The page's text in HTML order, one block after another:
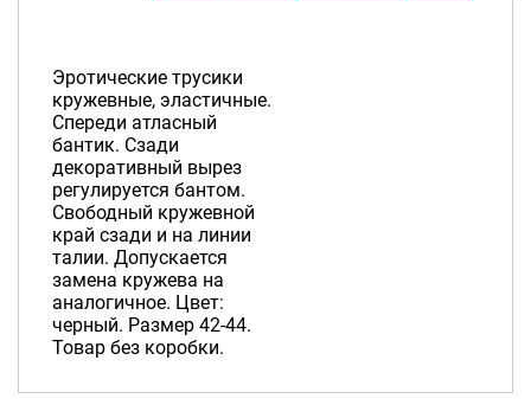
Эротические трусики
кружевные, эластичные.
Спереди атласный
бантик. Сзади
декоративный вырез
регулируется бантом.
Свободный кружевной
край сзади и на линии
талии. Допускается
замена кружева на
аналогичное. Цвет:
черный. Размер 42-44.
Товар без коробки.